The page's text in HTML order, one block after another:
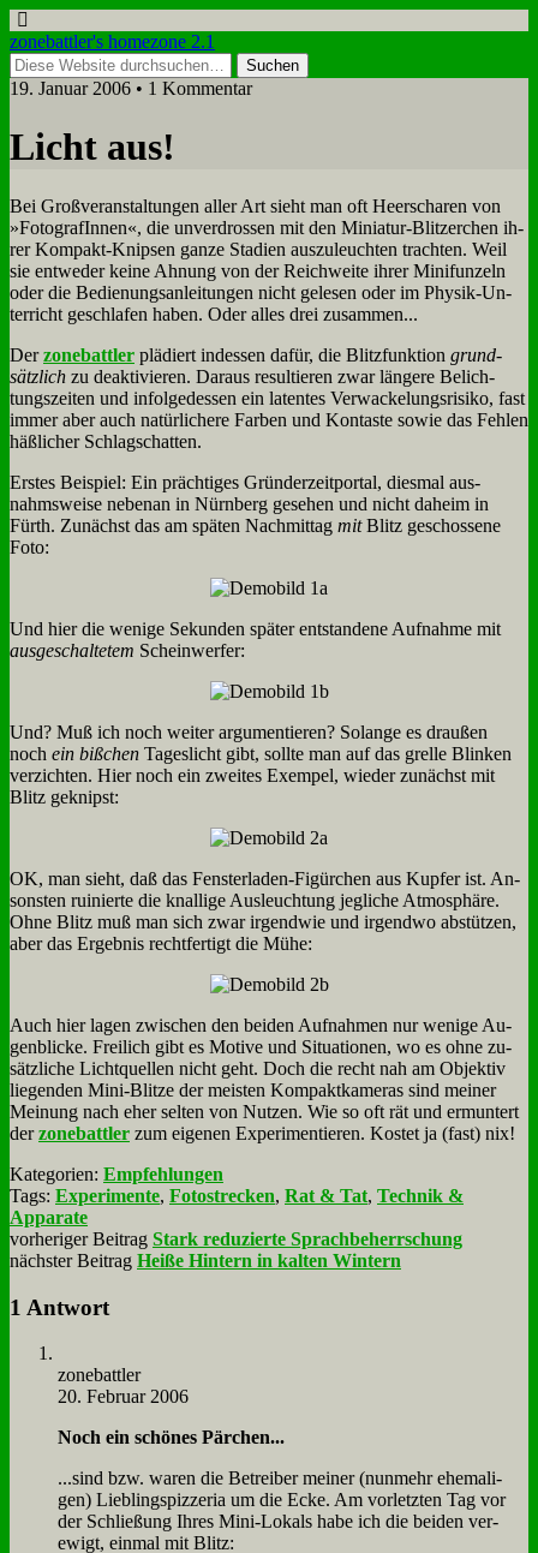
zonebattler's homezone 2.1
19. Januar 2006 • 1 Kommentar
Licht aus!
Bei Groß­ver­an­stal­tun­gen al­ler Art sieht man oft Heer­scha­ren von
»Fo­to­gra­fIn­nen«, die un­ver­dros­sen mit den Mi­nia­tur-Blit­zer­chen ih­
rer Kom­pakt-Knip­sen gan­ze Sta­di­en aus­zu­leuch­ten trach­ten. Weil
sie ent­we­der kei­ne Ah­nung von der Reich­wei­te ih­rer Mi­ni­fun­zeln
oder die Be­die­nungs­an­lei­tun­gen nicht ge­le­sen oder im Phy­sik-Un­
ter­richt ge­schla­fen ha­ben. Oder al­les drei zu­sam­men...
Derzone­batt­ler plä­diert in­des­sen da­für, die Blitz­funk­ti­on grund­
sätz­lich zu de­ak­ti­vie­ren. Dar­aus re­sul­tie­ren zwar län­ge­re Be­lich­
tungs­zei­ten und in­fol­ge­des­sen ein la­ten­tes Ver­wacke­lungs­ri­si­ko, fast
im­mer aber auch na­tür­li­che­re Far­ben und Kon­ta­ste so­wie das Feh­len
häß­li­cher Schlag­schat­ten.
Er­stes Bei­spiel: Ein präch­ti­ges Grün­der­zeit­por­tal, dies­mal aus­
nahms­wei­se ne­ben­an in Nürn­berg ge­se­hen und nicht da­heim in
Fürth. Zu­nächst das am spä­ten Nach­mit­tag mitBlitz ge­schos­se­ne
Fo­to:
Und hier die we­ni­ge Se­kun­den spä­ter ent­stan­de­ne Auf­nah­me mit
aus­ge­schal­te­tem Schein­wer­fer:
Und? Muß ich noch wei­ter ar­gu­men­tie­ren? So­lan­ge es drau­ßen
noch ein biß­chen Ta­ges­licht gibt, soll­te man auf das grel­le Blin­ken
ver­zich­ten. Hier noch ein zwei­tes Ex­em­pel, wie­der zu­nächst mit
Blitz ge­knipst:
OK, man sieht, daß das Fen­ster­la­den-Fi­gür­chen aus Kup­fer ist. An­
son­sten rui­nier­te die knal­li­ge Aus­leuch­tung jeg­li­che At­mo­sphä­re.
Oh­ne Blitz muß man sich zwar ir­gend­wie und ir­gend­wo ab­stüt­zen,
aber das Er­geb­nis recht­fer­tigt die Mü­he:
Auch hier la­gen zwi­schen den bei­den Auf­nah­men nur we­ni­ge Au­
gen­blicke. Frei­lich gibt es Mo­ti­ve und Si­tua­tio­nen, wo es oh­ne zu­
sätz­li­che Licht­quel­len nicht geht. Doch die recht nah am Ob­jek­tiv
lie­gen­den Mi­ni-Blit­ze der mei­sten Kom­pakt­ka­me­ras sind mei­ner
Mei­nung nach eher sel­ten von Nut­zen. Wie so oft rät und er­mun­tert
derzone­batt­ler zum ei­ge­nen Ex­pe­ri­men­tie­ren. Ko­stet ja (fast) nix!
Kategorien: Empfehlungen
Tags: Experimente, Fotostrecken, Rat & Tat, Technik &
Apparate
vorheriger Beitrag Stark reduzierte Sprachbeherrschung
nächster Beitrag Heiße Hintern in kalten Wintern
1 Antwort
zone­batt­ler
20. Februar 2006
Noch ein schö­nes Pär­chen...
...sind bzw. wa­ren die Be­trei­ber mei­ner (nun­mehr ehe­ma­li­
gen) Lieb­lings­piz­ze­ria um die Ecke. Am vor­letz­ten Tag vor
der Schlie­ßung Ih­res Mi­ni-Lo­kals ha­be ich die bei­den ver­
ewigt, ein­mal mit Blitz: